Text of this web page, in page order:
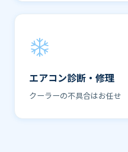
エアコン診断・修理
クーラーの不具合はお任せ